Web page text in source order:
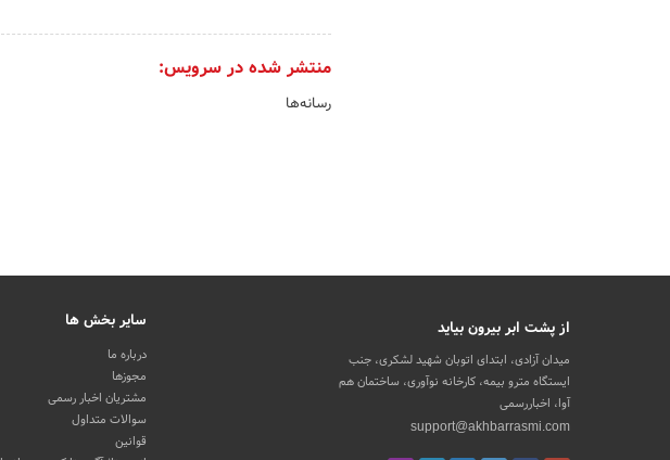
منتشر شده در سرویس:
رسانه‌ها
از پشت ابر بیرون بیاید
میدان آزادی، ابتدای اتوبان شهید لشکری، جنب
ایستگاه مترو بیمه، کارخانه نوآوری، ساختمان هم
آوا، اخباررسمی
support@akhbarrasmi.com
سایر بخش ها
درباره ما
مجوزها
مشتریان اخبار رسمی
سوالات متداول
قوانین